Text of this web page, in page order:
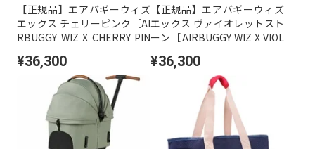
【正規品】エアバギーウィズ
エックス チェリーピンク［AI
RBUGGY WIZ X CHERRY PIN
¥36,300
【正規品】エアバギーウィズ
エックス ヴァイオレットスト
ーン［AIRBUGGY WIZ X VIOL
¥36,300